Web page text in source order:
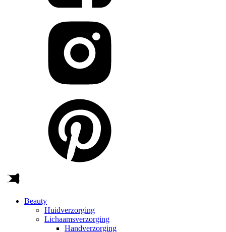
Beauty
Huidverzorging
Lichaamsverzorging
Handverzorging